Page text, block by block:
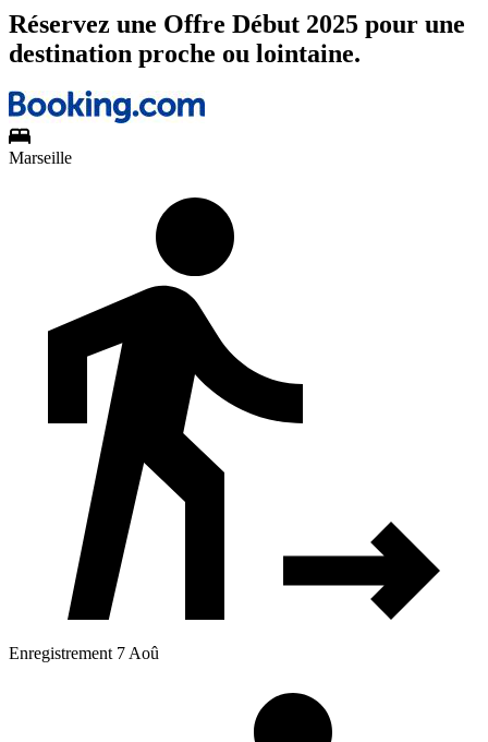
Réservez une Offre Début 2025 pour une
destination proche ou lointaine.
Marseille
Enregistrement 7 Aoû